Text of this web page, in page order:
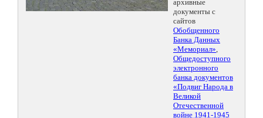
архивные
документы с
сайтов
Обобщенного
Банка Данных
«Мемориал»,
Общедоступного
электронного
банка документов
«Подвиг Народа в
Великой
Отечественной
войне 1941-1945